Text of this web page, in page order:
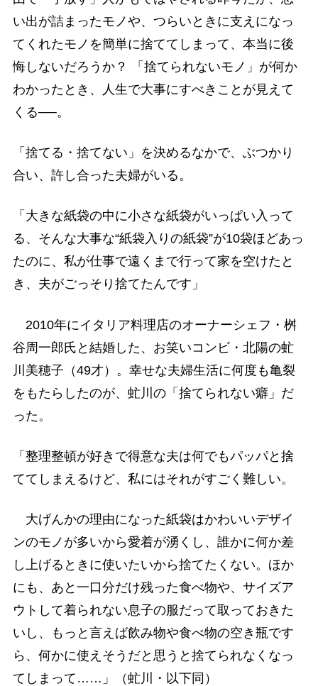
い出が詰まったモノや、つらいときに支えになっ
てくれたモノを簡単に捨ててしまって、本当に後
悔しないだろうか？ 「捨てられないモノ」が何か
わかったとき、人生で大事にすべきことが見えて
くる──。
「捨てる・捨てない」を決めるなかで、ぶつかり
合い、許し合った夫婦がいる。
「大きな紙袋の中に小さな紙袋がいっぱい入って
る、そんな大事な“紙袋入りの紙袋”が10袋ほどあっ
たのに、私が仕事で遠くまで行って家を空けたと
き、夫がごっそり捨てたんです」
2010年にイタリア料理店のオーナーシェフ・桝
谷周一郎氏と結婚した、お笑いコンビ・北陽の虻
川美穂子（49才）。幸せな夫婦生活に何度も亀裂
をもたらしたのが、虻川の「捨てられない癖」だ
った。
「整理整頓が好きで得意な夫は何でもパッパと捨
ててしまえるけど、私にはそれがすごく難しい。
大げんかの理由になった紙袋はかわいいデザイ
ンのモノが多いから愛着が湧くし、誰かに何か差
し上げるときに使いたいから捨てたくない。ほか
にも、あと一口分だけ残った食べ物や、サイズア
ウトして着られない息子の服だって取っておきた
いし、もっと言えば飲み物や食べ物の空き瓶です
ら、何かに使えそうだと思うと捨てられなくなっ
てしまって……」（虻川・以下同）